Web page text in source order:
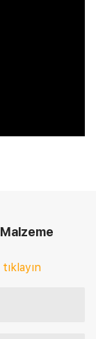
Malzeme
tıklayın